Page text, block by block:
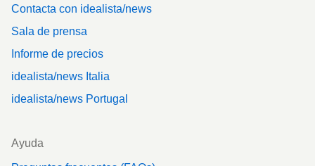
Contacta con idealista/news
Sala de prensa
Informe de precios
idealista/news Italia
idealista/news Portugal
Ayuda